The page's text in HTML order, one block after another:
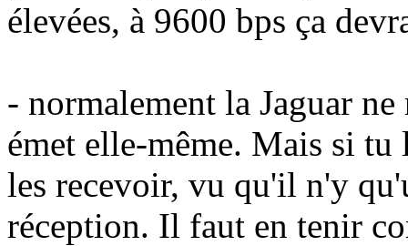
élevées, à 9600 bps ça
- normalement la Jaguar
émet elle-même. Mais si
les recevoir, vu qu'il n'y
réception. Il faut en tenir